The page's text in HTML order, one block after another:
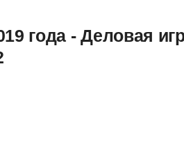
года - Деловая